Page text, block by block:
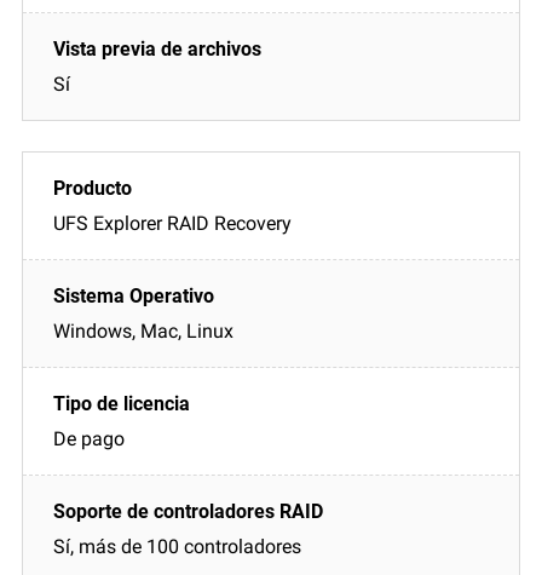
Sí
UFS Explorer RAID Recovery
Windows, Mac, Linux
De pago
Sí, más de 100 controladores